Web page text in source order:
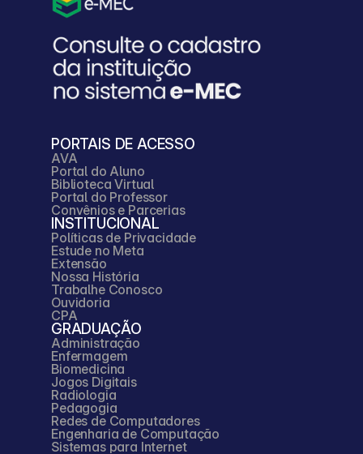
PORTAIS DE ACESSO
AVA
Portal do Aluno
Biblioteca Virtual
Portal do Professor
Convênios e Parcerias
INSTITUCIONAL
Políticas de Privacidade
Estude no Meta
Extensão
Nossa História
Trabalhe Conosco
Ouvidoria
CPA
GRADUAÇÃO
Administração
Enfermagem
Biomedicina
Jogos Digitais
Radiologia
Pedagogia
Redes de Computadores
Engenharia de Computação
Sistemas para Internet